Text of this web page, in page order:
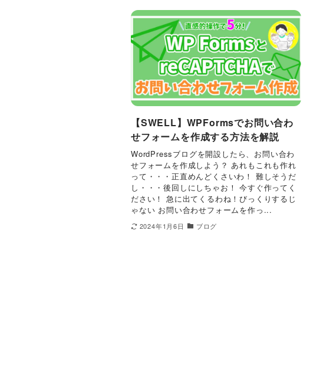
【SWELL】WPFormsでお問い合わ
せフォームを作成する方法を解説
WordPressブログを開設したら、お問い合わ
せフォームを作成しよう？ あれもこれも作れ
って・・・正直めんどくさいわ！ 難しそうだ
し・・・後回しにしちゃお！ 今すぐ作ってく
ださい！ 急に出てくるわね！びっくりするじ
ゃない お問い合わせフォームを作っ...
2024年1月6日 ブログ